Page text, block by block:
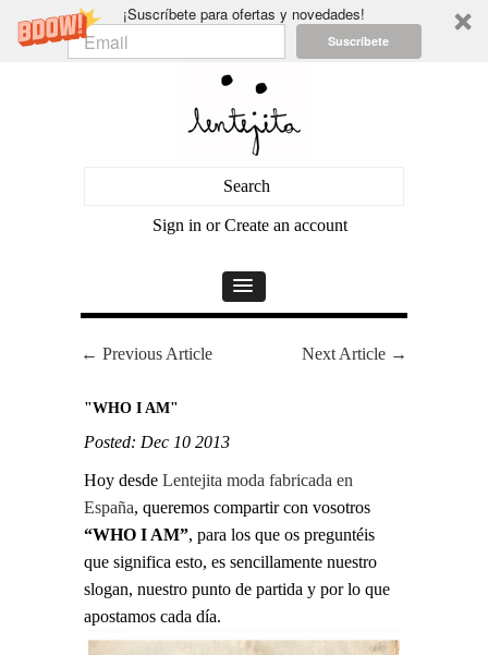
¡Suscríbete para ofertas y novedades!
Suscríbete
Sign in orCreate an account
← Previous Article Next Article →
"WHO I AM"
Posted: Dec 10 2013
Hoy desdeLentejita moda fabricada en
España, queremos compartir con vosotros
“WHO I AM”, para los que os preguntéis
que significa esto, es sencillamente nuestro
slogan, nuestro punto de partida y por lo que
apostamos cada día.